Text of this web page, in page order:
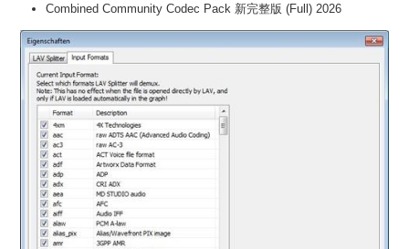
Combined Community Codec Pack 新完整版 (Full) 2026